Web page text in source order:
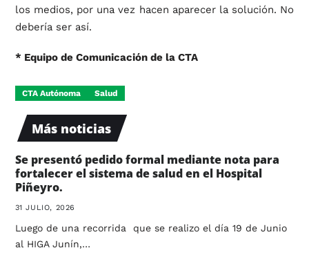
los medios, por una vez hacen aparecer la solución. No
debería ser así.
* Equipo de Comunicación de la CTA
CTA Autónoma Salud
Más noticias
Se presentó pedido formal mediante nota para
fortalecer el sistema de salud en el Hospital
Piñeyro.
31 JULIO, 2026
Luego de una recorrida que se realizo el día 19 de Junio
al HIGA Junín,…